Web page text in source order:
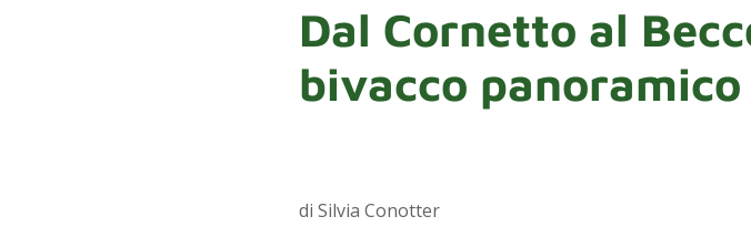
Dal Cornetto al
bivacco panoramico
di Silvia Conotter